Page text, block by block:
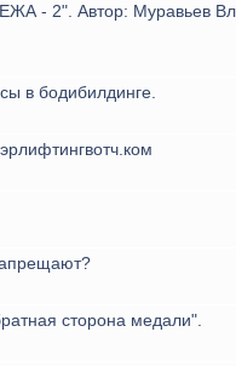
- 2". Автор: Муравьев
в бодибилдинге.
сторона медали".